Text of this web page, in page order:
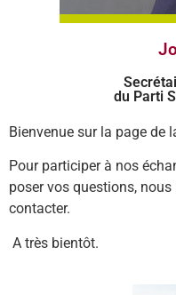
du Parti
Bienvenue sur la page de
Pour participer à nos
poser vos questions, nous
contacter.
A très bientôt.